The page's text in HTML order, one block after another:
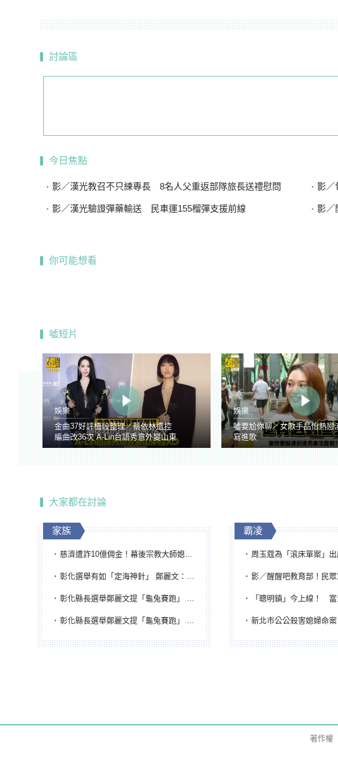
討論區
今日焦點
影／漢光教召不只練專長 8名人父重返部隊旅長送禮慰問 影／
影／漢光驗證彈藥輸送 民車運155榴彈支援前線 影／
你可能想看
噓短片
娛樂
金曲37好評橋段整理／蔡依林遭控
編曲改36次 A-Lin台語秀意外變山東
腔
娛樂
噓要尬你聊／女歌手品怡熱戀
寫進歌
大家都在討論
家族
慈濟遭詐10億佣金！幕後宗教大師媳婦獲100萬交保...快步奔離不發一語
彰化選舉有如「定海神針」 鄭麗文：傾全黨之力讓彰化贏
彰化縣長選舉鄭麗文提「龜兔賽跑」 綠營、無黨籍忙否認是烏龜
彰化縣長選舉鄭麗文提「龜兔賽跑」 綠營、無黨籍忙否認是烏龜
霸凌
周玉蔻為「滾床單案」出庭...遭罵妖孽下地獄
影／醒醒吧教育部！民眾黨新北市議員參選人提
「聰明鎮」今上線！ 富江雙頭、雙
新北市公公殺害媳婦命案 高大成：要
著作權